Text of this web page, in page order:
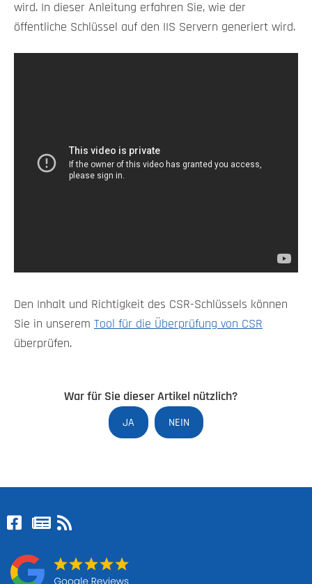
wird. In dieser Anleitung erfahren Sie, wie der
öffentliche Schlüssel auf den IIS Servern generiert wird.
Den Inhalt und Richtigkeit des CSR-Schlüssels können
Sie in unserem Tool für die Überprüfung von CSR
überprüfen.
War für Sie dieser Artikel nützlich?
JA NEIN